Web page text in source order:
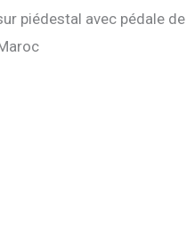
piédestal avec pédale de